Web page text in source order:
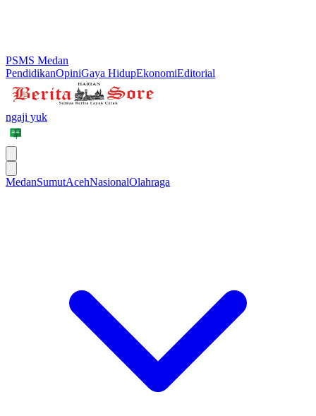
PSMS Medan
PendidikanOpiniGaya HidupEkonomiEditorial
ngaji yuk
MedanSumutAcehNasionalOlahraga